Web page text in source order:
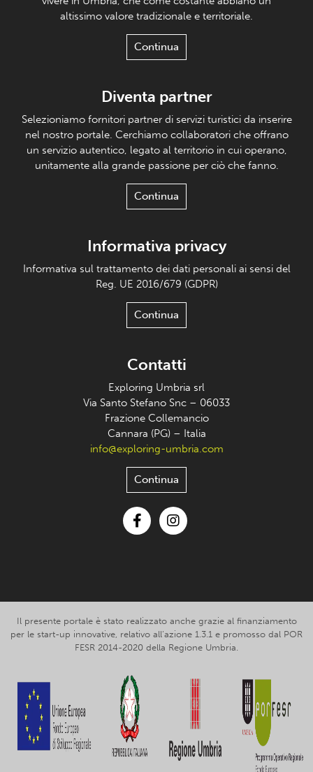
altissimo valore tradizionale e territoriale.
Continua
Diventa partner
Selezioniamo fornitori partner di servizi turistici da inserire
nel nostro portale. Cerchiamo collaboratori che offrano
un servizio autentico, legato al territorio in cui operano,
unitamente alla grande passione per ciò che fanno.
Continua
Informativa privacy
Informativa sul trattamento dei dati personali ai sensi del
Reg. UE 2016/679 (GDPR)
Continua
Contatti
Exploring Umbria srl
Via Santo Stefano Snc – 06033
Frazione Collemancio
Cannara (PG) – Italia
info@exploring-umbria.com
Continua
Il presente portale è stato realizzato anche grazie al finanziamento
per le start-up innovative, relativo all’azione 1.3.1 e promosso dal POR
FESR 2014-2020 della Regione Umbria.